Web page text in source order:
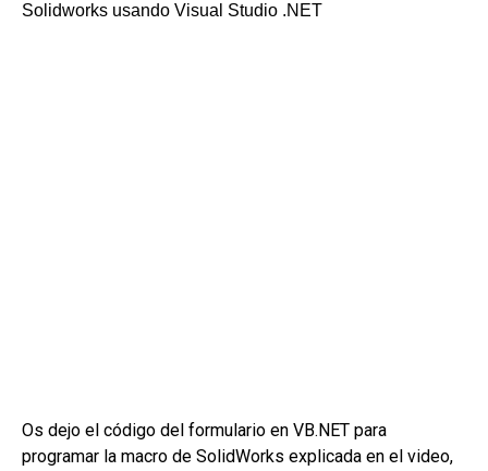
Solidworks usando Visual Studio .NET
Os dejo el código del formulario en VB.NET para
programar la macro de SolidWorks explicada en el video,